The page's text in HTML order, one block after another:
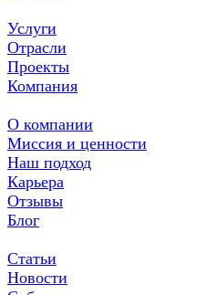
Услуги
Отрасли
Проекты
Компания
О компании
Миссия и ценности
Наш подход
Карьера
Отзывы
Блог
Статьи
Новости